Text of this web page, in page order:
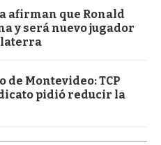
afirman que Ronald
y será nuevo jugador
de Montevideo: TCP
pidió reducir la